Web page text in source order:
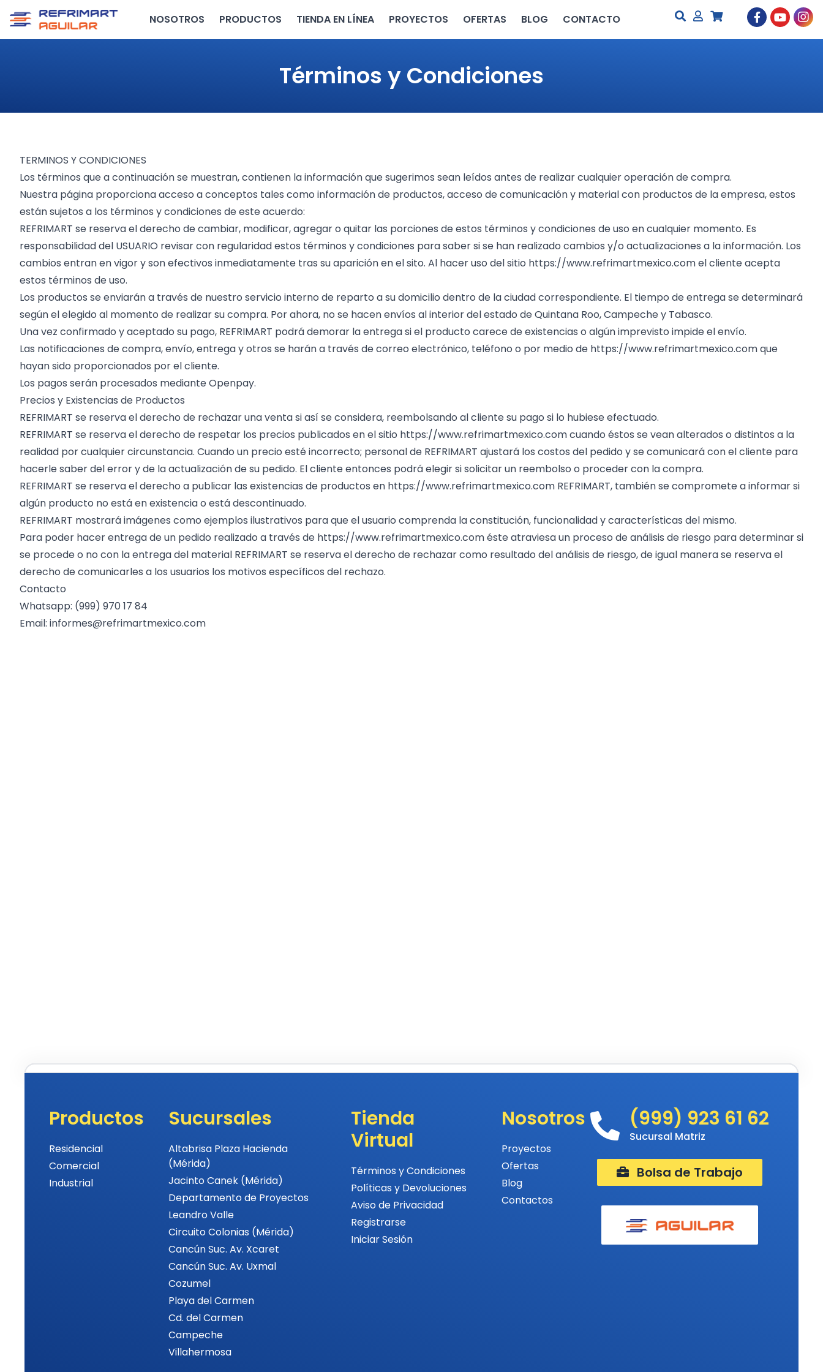
NOSOTROS PRODUCTOS TIENDA EN LÍNEA PROYECTOS OFERTAS BLOG CONTACTO
Términos y Condiciones
TERMINOS Y CONDICIONES
Los términos que a continuación se muestran, contienen la información que sugerimos sean leídos antes de realizar cualquier operación de compra.
Nuestra página proporciona acceso a conceptos tales como información de productos, acceso de comunicación y material con productos de la empresa, estos
están sujetos a los términos y condiciones de este acuerdo:
REFRIMART se reserva el derecho de cambiar, modificar, agregar o quitar las porciones de estos términos y condiciones de uso en cualquier momento. Es
responsabilidad del USUARIO revisar con regularidad estos términos y condiciones para saber si se han realizado cambios y/o actualizaciones a la información. Los
cambios entran en vigor y son efectivos inmediatamente tras su aparición en el sito. Al hacer uso del sitio https://www.refrimartmexico.comel cliente acepta
estos términos de uso.
Los productos se enviarán a través de nuestro servicio interno de reparto a su domicilio dentro de la ciudad correspondiente. El tiempo de entrega se determinará
según el elegido al momento de realizar su compra. Por ahora, no se hacen envíos al interior del estado de Quintana Roo, Campeche y Tabasco.
Una vez confirmado y aceptado su pago, REFRIMART podrá demorar la entrega si el producto carece de existencias o algún imprevisto impide el envío.
Las notificaciones de compra, envío, entrega y otros se harán a través de correo electrónico, teléfono o por medio de https://www.refrimartmexico.comque
hayan sido proporcionados por el cliente.
Los pagos serán procesados mediante Openpay.
Precios y Existencias de Productos
REFRIMART se reserva el derecho de rechazar una venta si así se considera, reembolsando al cliente su pago si lo hubiese efectuado.
REFRIMART se reserva el derecho de respetar los precios publicados en el sitio https://www.refrimartmexico.comcuando éstos se vean alterados o distintos a la
realidad por cualquier circunstancia. Cuando un precio esté incorrecto; personal de REFRIMART ajustará los costos del pedido y se comunicará con el cliente para
hacerle saber del error y de la actualización de su pedido. El cliente entonces podrá elegir si solicitar un reembolso o proceder con la compra.
REFRIMART se reserva el derecho a publicar las existencias de productos en https://www.refrimartmexico.com REFRIMART, también se compromete a informar si
algún producto no está en existencia o está descontinuado.
REFRIMART mostrará imágenes como ejemplos ilustrativos para que el usuario comprenda la constitución, funcionalidad y características del mismo.
Para poder hacer entrega de un pedido realizado a través de https://www.refrimartmexico.coméste atraviesa un proceso de análisis de riesgo para determinar si
se procede o no con la entrega del material REFRIMART se reserva el derecho de rechazar como resultado del análisis de riesgo, de igual manera se reserva el
derecho de comunicarles a los usuarios los motivos específicos del rechazo.
Contacto
Whatsapp: (999) 970 17 84
Email: informes@refrimartmexico.com
Productos
Residencial
Comercial
Industrial
Sucursales
Altabrisa Plaza Hacienda
(Mérida)
Jacinto Canek (Mérida)
Departamento de Proyectos
Leandro Valle
Circuito Colonias (Mérida)
Cancún Suc. Av. Xcaret
Cancún Suc. Av. Uxmal
Cozumel
Playa del Carmen
Cd. del Carmen
Campeche
Villahermosa
Tienda
Virtual
Términos y Condiciones
Políticas y Devoluciones
Aviso de Privacidad
Registrarse
Iniciar Sesión
Nosotros
Proyectos
Ofertas
Blog
Contactos
(999) 923 61 62
Sucursal Matriz
Bolsa de Trabajo